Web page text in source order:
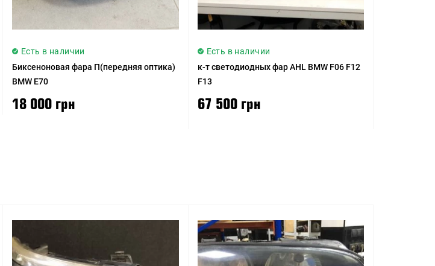
Есть в наличии
Биксеноновая фара П(передняя оптика)
BMW E70
18 000 грн
Есть в наличии
к-т светодиодных фар AHL BMW F06 F12
F13
67 500 грн